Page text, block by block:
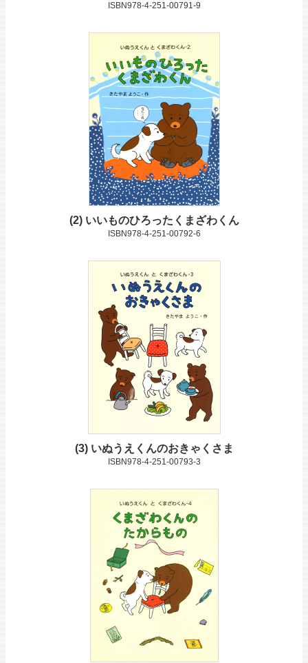
ISBN978-4-251-00791-9
2 いいものひろったくまざわくん
ISBN978-4-251-00792-6
3 いぬうえくんのおきゃくさま
ISBN978-4-251-00793-3